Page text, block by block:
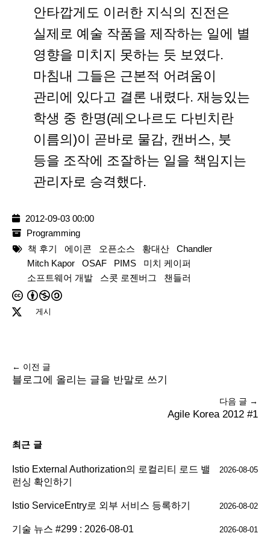
안타깝게도 이러한 지식의 진전은
실제로 예술 작품을 제작하는 일에 별
영향을 미치지 못하는 듯 보였다.
마침내 그들은 근본적 어려움이
관리에 있다고 결론 내렸다. 재능있는
학생 중 한명(레오나르도 다빈치란
이름의)이 곧바로 물감, 캔버스, 붓
등을 조작에 조잘하는 일을 책임지는
관리자로 승격했다.
2012-09-03 00:00
Programming
책 후기
에이콘 오픈소스 황대산
Chandler
Mitch Kapor
OSAF PIMS
미치 케이퍼
소프트웨어 개발
스콧 로젠버그 챈들러
게시
← 이전 글
블로그에 올리는 글을 반말로 쓰기
다음 글 →
Agile Korea 2012 #1
최근 글
Istio External Authorization의 로컬리티 로드 밸
런싱 확인하기
2026-08-05
Istio ServiceEntry로 외부 서비스 등록하기 2026-08-02
기술 뉴스 #299 : 2026-08-01 2026-08-01